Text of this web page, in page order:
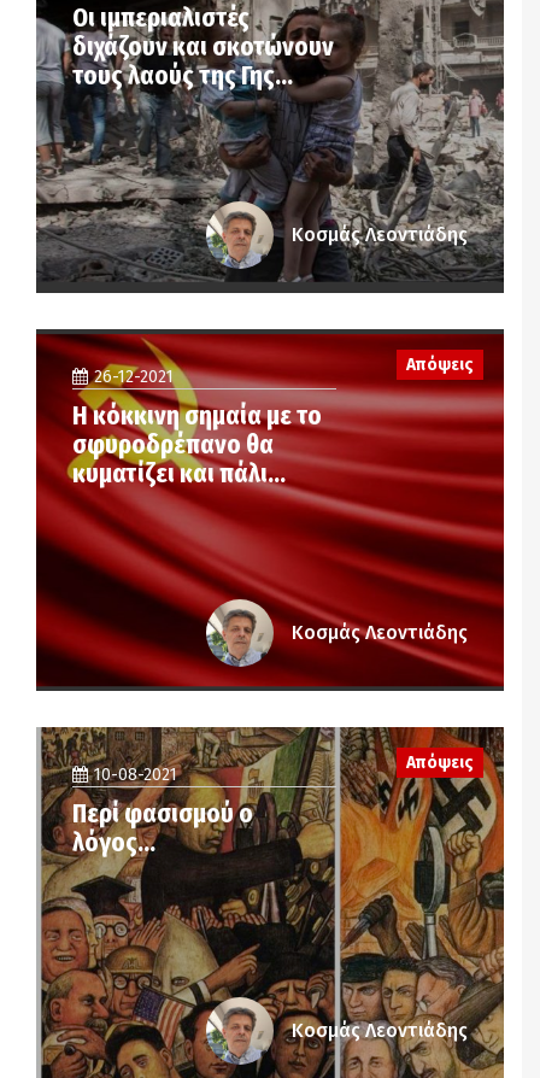
Οι ιμπεριαλιστές
διχάζουν και σκοτώνουν
τους λαούς της Γης…
Κοσμάς Λεοντιάδης
26-12-2021
Η κόκκινη σημαία με το
σφυροδρέπανο θα
κυματίζει και πάλι…
Απόψεις
Κοσμάς Λεοντιάδης
10-08-2021
Περί φασισμού ο
λόγος…
Απόψεις
Κοσμάς Λεοντιάδης